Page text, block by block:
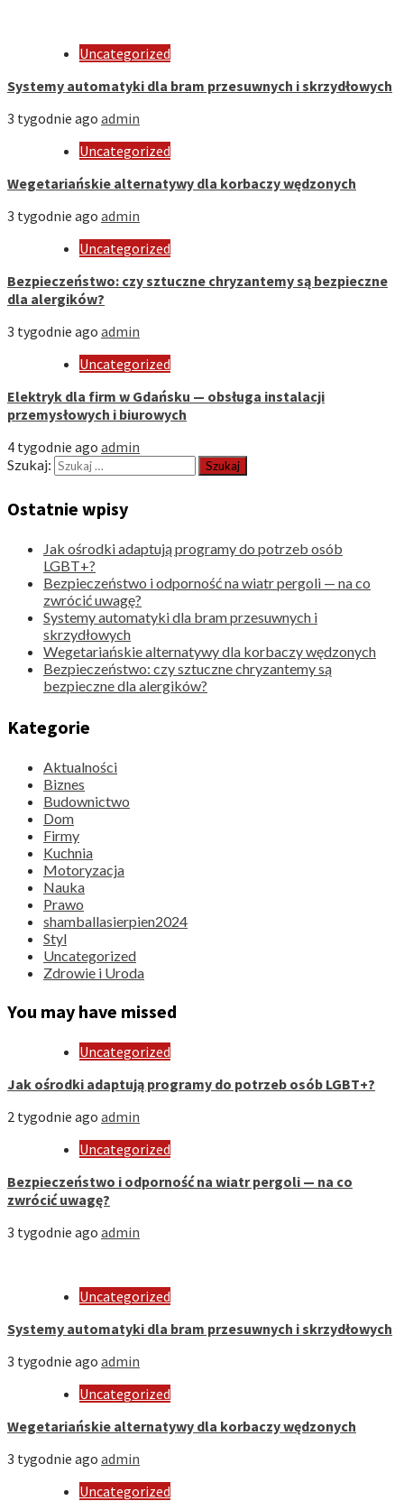
Uncategorized
Systemy automatyki dla bram przesuwnych i skrzydłowych
3 tygodnie ago admin
Uncategorized
Wegetariańskie alternatywy dla korbaczy wędzonych
3 tygodnie ago admin
Uncategorized
Bezpieczeństwo: czy sztuczne chryzantemy są bezpieczne
dla alergików?
3 tygodnie ago admin
Uncategorized
Elektryk dla firm w Gdańsku — obsługa instalacji
przemysłowych i biurowych
4 tygodnie ago admin
Szukaj:
Ostatnie wpisy
Jak ośrodki adaptują programy do potrzeb osób
LGBT+?
Bezpieczeństwo i odporność na wiatr pergoli — na co
zwrócić uwagę?
Systemy automatyki dla bram przesuwnych i
skrzydłowych
Wegetariańskie alternatywy dla korbaczy wędzonych
Bezpieczeństwo: czy sztuczne chryzantemy są
bezpieczne dla alergików?
Kategorie
Aktualności
Biznes
Budownictwo
Dom
Firmy
Kuchnia
Motoryzacja
Nauka
Prawo
shamballasierpien2024
Styl
Uncategorized
Zdrowie i Uroda
You may have missed
Uncategorized
Jak ośrodki adaptują programy do potrzeb osób LGBT+?
2 tygodnie ago admin
Uncategorized
Bezpieczeństwo i odporność na wiatr pergoli — na co
zwrócić uwagę?
3 tygodnie ago admin
Uncategorized
Systemy automatyki dla bram przesuwnych i skrzydłowych
3 tygodnie ago admin
Uncategorized
Wegetariańskie alternatywy dla korbaczy wędzonych
3 tygodnie ago admin
Uncategorized